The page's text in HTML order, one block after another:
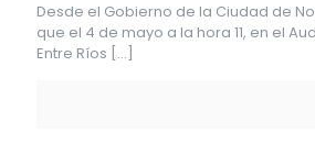
Desde el Gobierno de la Ciudad de
que el 4 de mayo a la hora 11, en el
Entre Ríos […]